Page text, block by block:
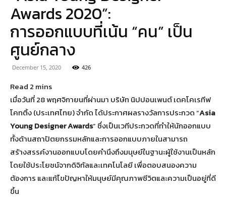
Awards 2020”:
การออกแบบที่เน้น “คน” เป็น
ศูนย์กลาง
December 15, 2020 426
เมื่อวันที่ 28 พฤศจิกายนที่ผ่านมา บริษัท นิปปอนเพนต์ เดคโคเรทีฟ
โคทติ้ง (ประเทศไทย) จำกัด ได้ประกาศผลรางวัลการประกวด “Asia
Young Designer Awards” ซึ่งเป็นเวทีประกวดที่ทำให้นักออกแบบ
ทั้งด้านสถาปัตยกรรมหลักและการออกแบบภายในสามารถ
สร้างสรรค์งานออกแบบโดยคำนึงถึงมนุษย์ในฐานะผู้ใช้งานเป็นหลัก
โดยใช้ประโยชน์จากดิจิทัลและเทคโนโลยี เพื่อตอบสนองความ
ต้องการ และแก้ไขปัญหาให้มนุษย์มีคุณภาพชีวิตและความเป็นอยู่ที่ดี
ขึ้น